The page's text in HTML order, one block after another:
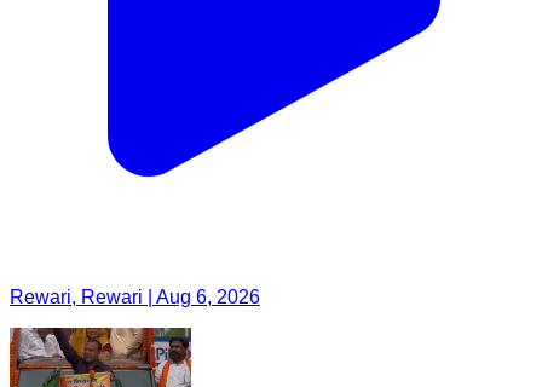
Rewari, Rewari | Aug 6, 2026